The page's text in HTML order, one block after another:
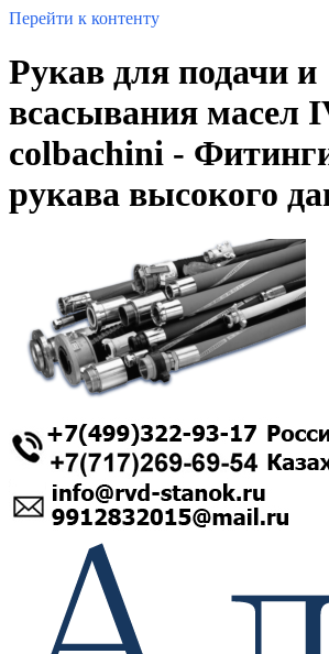
Перейти к контенту
Рукав для подачи и
всасывания масел
colbachini -
рукава высокого